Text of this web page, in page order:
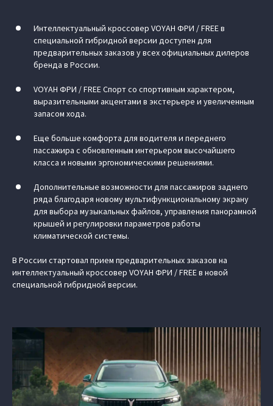
Интеллектуальный кроссовер VOYAH ФРИ / FREE в
специальной гибридной версии доступен для
предварительных заказов у всех официальных дилеров
бренда в России.
VOYAH ФРИ / FREE Спорт со спортивным характером,
выразительными акцентами в экстерьере и увеличенным
запасом хода.
Еще больше комфорта для водителя и переднего
пассажира с обновленным интерьером высочайшего
класса и новыми эргономическими решениями.
Дополнительные возможности для пассажиров заднего
ряда благодаря новому мультифункциональному экрану
для выбора музыкальных файлов, управления панорамной
крышей и регулировки параметров работы
климатической системы.
В России стартовал прием предварительных заказов на
интеллектуальный кроссовер VOYAH ФРИ / FREE в новой
специальной гибридной версии.